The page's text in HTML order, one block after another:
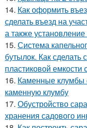
14. Как оформить
сделать въезд на
а также
15. Система
бутылок. Как сделать
пластиковой емкости
16. Каменные клумбы
каменную клумбу
17. Обустройство
хранения садового